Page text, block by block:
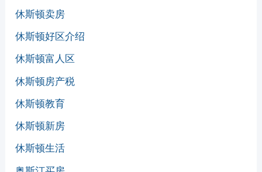
休斯顿卖房
休斯顿好区介绍
休斯顿富人区
休斯顿房产税
休斯顿教育
休斯顿新房
休斯顿生活